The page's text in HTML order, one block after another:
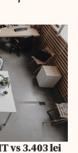
vs 3.403 lei